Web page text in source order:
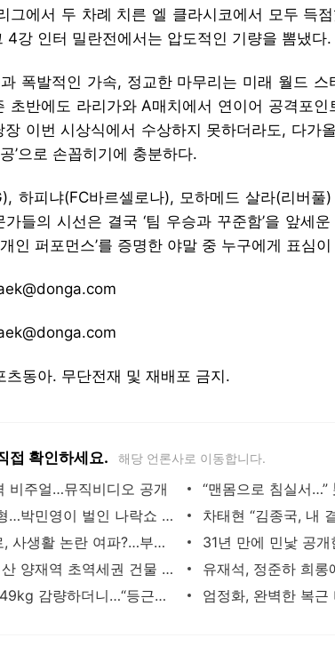
그에서 두 차례 치른 엘 클라시코에서 모두 득
4강 인터 밀란전에서는 압도적인 기량을 뽐냈다.
폭발적인 가속, 정교한 마무리는 미래 월드 스
초반에도 라리가와 A매치에서 연이어 공격포인
이번 시상식에서 수상하지 못하더라도, 다가
’으로 손꼽히기에 충분하다.
하피냐(FC바르셀로나), 모하메드 살라(리버풀
들의 시선은 결국 ‘팀 우승과 꾸준함’을 앞세운
인 퍼포먼스’를 증명한 야말 중 누구에게 표심
동아. 무단전재 및 재배포 금지.
접 확인하세요. 해당 언론사로 이동합니다.
비주얼…뮤직비디오 공개
이이경 공개 처형…박민영이 벌인 나락쇼 성공 (컨피던스맨 KR)[TV종합]
사카구치 켄타로, 사생활 논란 여파?…부국제 기자간담회 취소
서장훈, 28억에 산 양재역 초역세권 건물 450억에 내놨다
홍현희, 60kg→49kg 감량하더니…“등근육 장난 아냐” 실물 목격담